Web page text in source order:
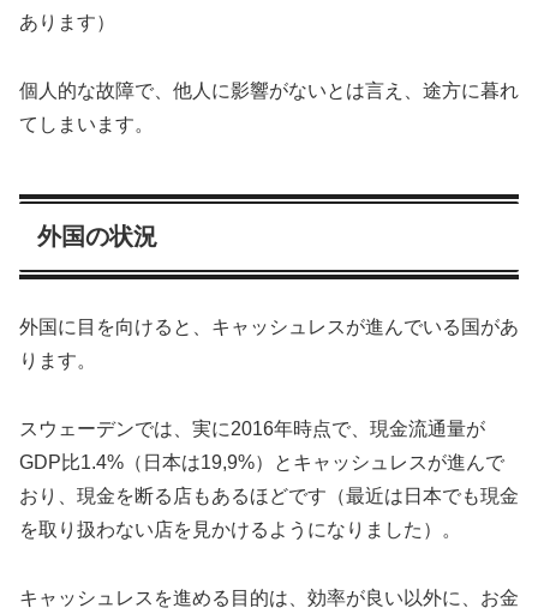
あります）
個人的な故障で、他人に影響がないとは言え、途方に暮れ
てしまいます。
外国の状況
外国に目を向けると、キャッシュレスが進んでいる国があ
ります。
スウェーデンでは、実に2016年時点で、現金流通量が
GDP比1.4%（日本は19,9%）とキャッシュレスが進んで
おり、現金を断る店もあるほどです（最近は日本でも現金
を取り扱わない店を見かけるようになりました）。
キャッシュレスを進める目的は、効率が良い以外に、お金